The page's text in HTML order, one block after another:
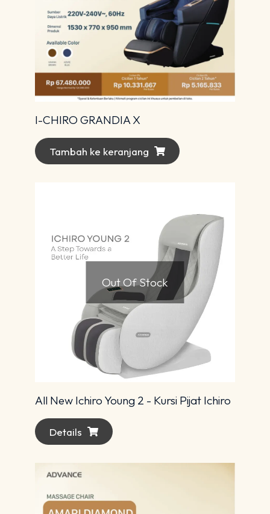
I-CHIRO GRANDIA X
Tambah ke keranjang
Out Of Stock
All New Ichiro Young 2 - Kursi Pijat Ichiro
Details